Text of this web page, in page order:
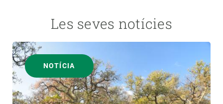
Les seves notícies
NOTÍCIA